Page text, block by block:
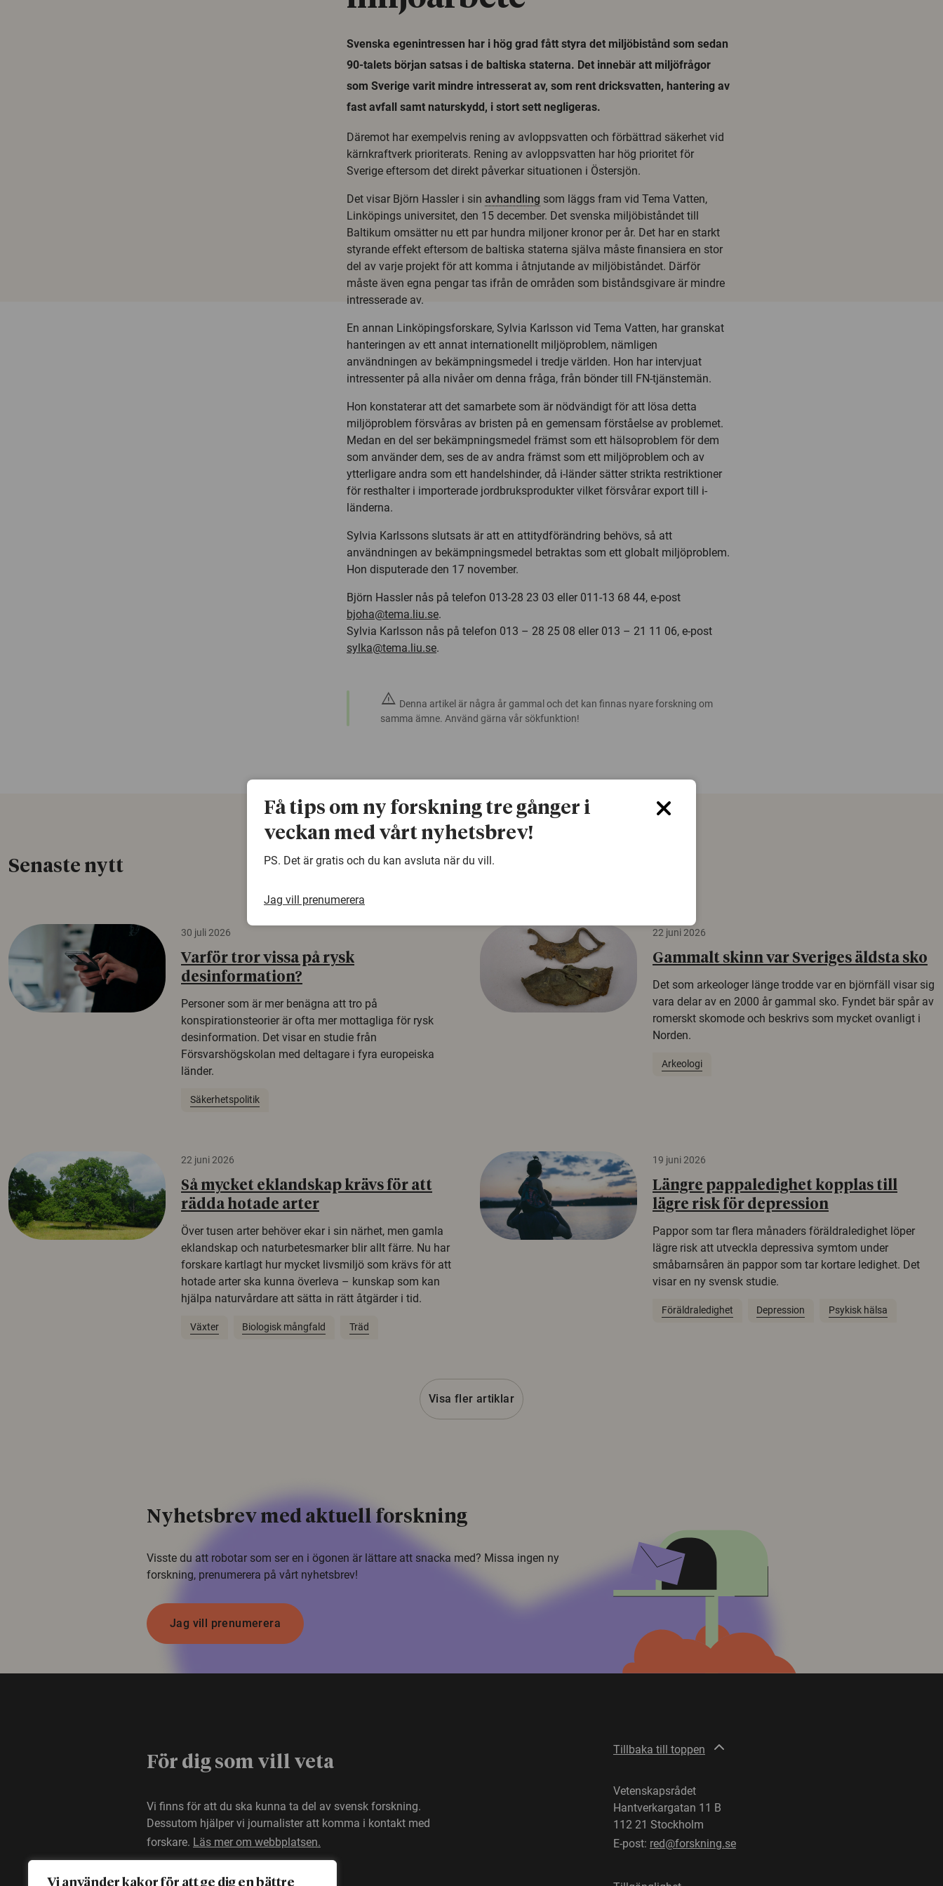
Vi använder kakor för att ge dig en bättre
Svenska egenintressen har i hög grad fått styra det miljöbistånd som sedan
90-talets början satsas i de baltiska staterna. Det innebär att miljöfrågor
som Sverige varit mindre intresserat av, som rent dricksvatten, hantering av
fast avfall samt naturskydd, i stort sett negligeras.
Däremot har exempelvis rening av avloppsvatten och förbättrad säkerhet vid
kärnkraftverk prioriterats. Rening av avloppsvatten har hög prioritet för
Sverige eftersom det direkt påverkar situationen i Östersjön.
Det visar Björn Hassler i sin avhandling som läggs fram vid Tema Vatten,
Linköpings universitet, den 15 december. Det svenska miljöbiståndet till
Baltikum omsätter nu ett par hundra miljoner kronor per år. Det har en starkt
styrande effekt eftersom de baltiska staterna själva måste finansiera en stor
del av varje projekt för att komma i åtnjutande av miljöbiståndet. Därför
måste även egna pengar tas ifrån de områden som biståndsgivare är mindre
intresserade av.
En annan Linköpingsforskare, Sylvia Karlsson vid Tema Vatten, har granskat
hanteringen av ett annat internationellt miljöproblem, nämligen
användningen av bekämpningsmedel i tredje världen. Hon har intervjuat
intressenter på alla nivåer om denna fråga, från bönder till FN-tjänstemän.
Hon konstaterar att det samarbete som är nödvändigt för att lösa detta
miljöproblem försvåras av bristen på en gemensam förståelse av problemet.
Medan en del ser bekämpningsmedel främst som ett hälsoproblem för dem
som använder dem, ses de av andra främst som ett miljöproblem och av
ytterligare andra som ett handelshinder, då i-länder sätter strikta restriktioner
för resthalter i importerade jordbruksprodukter vilket försvårar export till i-
länderna.
Sylvia Karlssons slutsats är att en attitydförändring behövs, så att
användningen av bekämpningsmedel betraktas som ett globalt miljöproblem.
Hon disputerade den 17 november.
Björn Hassler nås på telefon 013-28 23 03 eller 011-13 68 44, e-post
bjoha@tema.liu.se.
Sylvia Karlsson nås på telefon 013 – 28 25 08 eller 013 – 21 11 06, e-post
sylka@tema.liu.se.
warning Denna artikel är några år gammal och det kan finnas nyare forskning om
samma ämne. Använd gärna vår sökfunktion!
Senaste nytt
30 juli 2026
Varför tror vissa på rysk
desinformation?
Personer som är mer benägna att tro på
konspirationsteorier är ofta mer mottagliga för rysk
desinformation. Det visar en studie från
Försvarshögskolan med deltagare i fyra europeiska
länder.
Säkerhetspolitik
22 juni 2026
Gammalt skinn var Sveriges äldsta sko
Det som arkeologer länge trodde var en björnfäll visar sig
vara delar av en 2000 år gammal sko. Fyndet bär spår av
romerskt skomode och beskrivs som mycket ovanligt i
Norden.
Arkeologi
22 juni 2026
Så mycket eklandskap krävs för att
rädda hotade arter
Över tusen arter behöver ekar i sin närhet, men gamla
eklandskap och naturbetesmarker blir allt färre. Nu har
forskare kartlagt hur mycket livsmiljö som krävs för att
hotade arter ska kunna överleva – kunskap som kan
hjälpa naturvårdare att sätta in rätt åtgärder i tid.
Växter Biologisk mångfald Träd
19 juni 2026
Längre pappaledighet kopplas till
lägre risk för depression
Pappor som tar flera månaders föräldraledighet löper
lägre risk att utveckla depressiva symtom under
småbarnsåren än pappor som tar kortare ledighet. Det
visar en ny svensk studie.
Föräldraledighet Depression Psykisk hälsa
Visa fler artiklar
Nyhetsbrev med aktuell forskning
Visste du att robotar som ser en i ögonen är lättare att snacka med? Missa ingen ny
forskning, prenumerera på vårt nyhetsbrev!
Jag vill prenumerera
För dig som vill veta
Vi finns för att du ska kunna ta del av svensk forskning.
Dessutom hjälper vi journalister att komma i kontakt med
forskare. Läs mer om webbplatsen.
Tillbaka till toppen
Vetenskapsrådet
Hantverkargatan 11 B
112 21 Stockholm
E-post: red@forskning.se
Få tips om ny forskning tre gånger i
veckan med vårt nyhetsbrev!
PS. Det är gratis och du kan avsluta när du vill.
Jag vill prenumerera